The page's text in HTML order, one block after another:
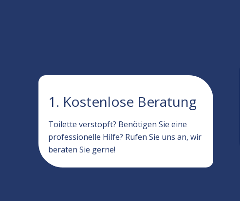
1. Kostenlose Beratung
Toilette verstopft? Benötigen Sie eine
professionelle Hilfe? Rufen Sie uns an, wir
beraten Sie gerne!